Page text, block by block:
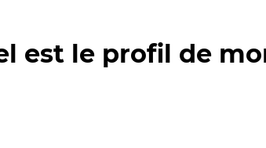
est le profil de